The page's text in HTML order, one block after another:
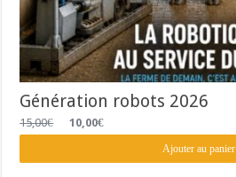
Génération robots 2026
15,00€
prix
était :
10,00€
prix
est :
Ajouter au panier